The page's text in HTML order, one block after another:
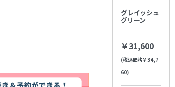
グレイッシュ
グリーン
￥31,600
(税込価格￥34,7
60)